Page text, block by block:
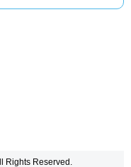
Rights Reserved.